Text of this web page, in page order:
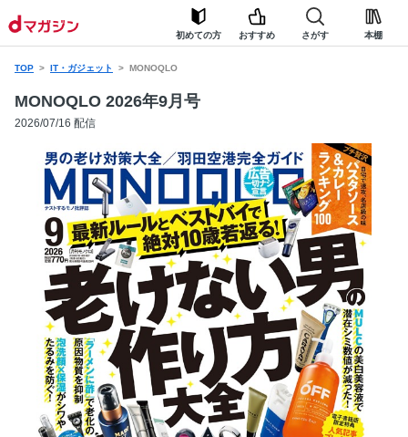
初めての方 おすすめ さがす 本棚
TOP IT・ガジェット MONOQLO
MONOQLO 2026年9月号
2026/07/16 配信